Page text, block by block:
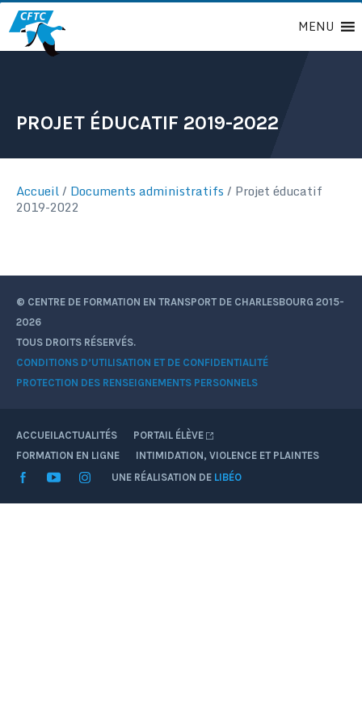
Passer
au
contenu
MENU
PROJET ÉDUCATIF 2019-2022
Accueil/ Documents administratifs / Projet éducatif
2019-2022
© CENTRE DE FORMATION EN TRANSPORT DE CHARLESBOURG 2015-
2026
TOUS DROITS RÉSERVÉS.
CONDITIONS D’UTILISATION ET DE CONFIDENTIALITÉ
PROTECTION DES RENSEIGNEMENTS PERSONNELS
ACCUEILACTUALITÉS
PORTAIL ÉLÈVE
FORMATION EN LIGNE
INTIMIDATION, VIOLENCE ET PLAINTES
FacebookYouTubeInstagramUNE RÉALISATION DE LIBÉO